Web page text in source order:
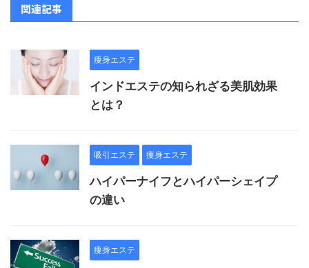
関連記事
痩身エステ
インドエステの知られざる美肌効果
とは？
吸引エステ 痩身エステ
ハイパーナイフとハイパーシェイプ
の違い
痩身エステ